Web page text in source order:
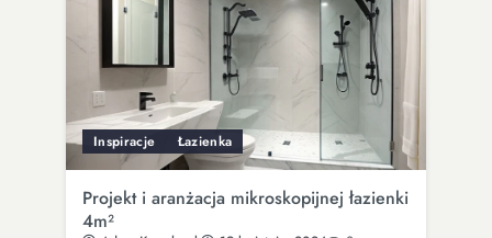
Inspiracje Łazienka
Projekt i aranżacja mikroskopijnej łazienki
4m²